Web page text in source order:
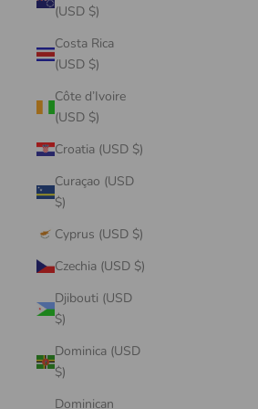
(USD $)
Costa Rica
(USD $)
Côte d’Ivoire
(USD $)
Croatia (USD $)
Curaçao (USD
$)
Cyprus (USD $)
Czechia (USD $)
Djibouti (USD
$)
Dominica (USD
$)
Dominican